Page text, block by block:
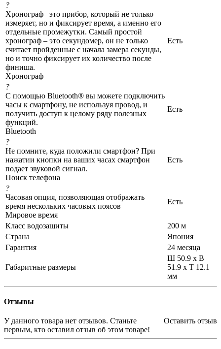
?
Хронограф– это прибор, который не только
измеряет, но и фиксирует время, а именно его
отдельные промежутки. Самый простой
хронограф – это секундомер, он не только
считает пройденные с начала замера секунды,
но и точно фиксирует их количество после
финиша.
Хронограф
Есть
?
С помощью Bluetooth® вы можете подключить
часы к смартфону, не используя провод, и
получить доступ к целому ряду полезных
функций.
Bluetooth
Есть
?
Не помните, куда положили смартфон? При
нажатии кнопки на ваших часах смартфон
подает звуковой сигнал.
Поиск телефона
Есть
?
Часовая опция, позволяющая отображать
время нескольких часовых поясов
Мировое время
Есть
Класс водозащиты
200 м
Страна
Япония
Гарантия
24 месяца
Габаритные размеры
Ш 50.9 x В
51.9 x Т 12.1
мм
Отзывы
Оставить отзыв
У данного товара нет отзывов. Станьте
первым, кто оставил отзыв об этом товаре!